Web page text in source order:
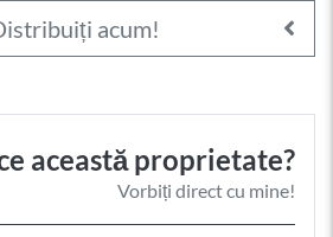
acum!
această proprietate?
Vorbiți direct cu mine!